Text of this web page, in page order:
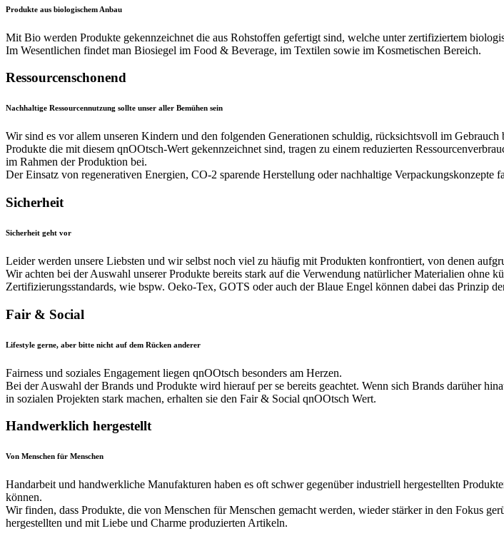
Produkte aus biologischem Anbau
Mit Bio werden Produkte gekennzeichnet die aus Rohstoffen gefertigt sind, welche unter zertifiziertem
Im Wesentlichen findet man Biosiegel im Food & Beverage, im Textilen sowie im Kosmetischen Bereich.
Ressourcenschonend
Nachhaltige Ressourcennutzung sollte unser aller Bemühen sein
Wir sind es vor allem unseren Kindern und den folgenden Generationen schuldig, rücksichtsvoll im
Produkte die mit diesem qnOOtsch-Wert gekennzeichnet sind, tragen zu einem reduzierten
im Rahmen der Produktion bei.
Der Einsatz von regenerativen Energien, CO-2 sparende Herstellung oder nachhaltige Verpackungskonzepte
Sicherheit
Sicherheit geht vor
Leider werden unsere Liebsten und wir selbst noch viel zu häufig mit Produkten konfrontiert, von denen
Wir achten bei der Auswahl unserer Produkte bereits stark auf die Verwendung natürlicher Materialien ohne
Zertifizierungsstandards, wie bspw. Oeko-Tex, GOTS oder auch der Blaue Engel können dabei das Prinzip
Fair & Social
Lifestyle gerne, aber bitte nicht auf dem Rücken anderer
Fairness und soziales Engagement liegen qnOOtsch besonders am Herzen.
Bei der Auswahl der Brands und Produkte wird hierauf per se bereits geachtet. Wenn sich Brands darüher
in sozialen Projekten stark machen, erhalten sie den Fair & Social qnOOtsch Wert.
Handwerklich hergestellt
Von Menschen für Menschen
Handarbeit und handwerkliche Manufakturen haben es oft schwer gegenüber industriell hergestellten
können.
Wir finden, dass Produkte, die von Menschen für Menschen gemacht werden, wieder stärker in den Fokus
hergestellten und mit Liebe und Charme produzierten Artikeln.